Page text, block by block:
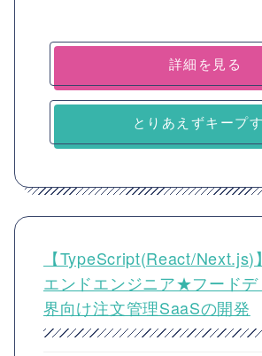
詳細を見る
とりあえずキープ
【TypeScript(React/Next.js)
エンドエンジニア★フードデ
界向け注文管理SaaSの開発